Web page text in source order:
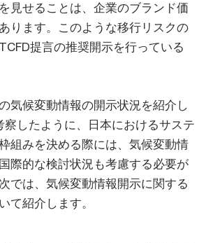
見せることは、企業のブランド価
ります。このような移行リスクの
提言の推奨開示を行っている
気候変動情報の開示状況を紹介し
察したように、日本におけるサステ
組みを決める際には、気候変動情
際的な検討状況も考慮する必要が
では、気候変動情報開示に関する
て紹介します。